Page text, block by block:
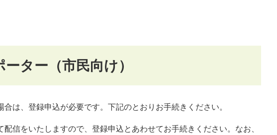
ター（市民向け）
は、登録申込が必要です。下記のとおりお手続きください。
信をいたしますので、登録申込とあわせてお手続きください。なお、